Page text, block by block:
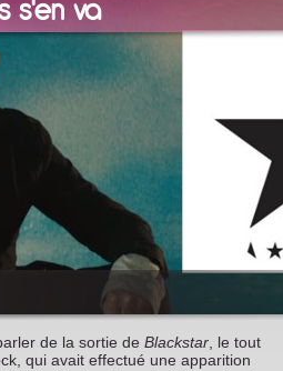
s'en va
de la sortie de Blackstar , le tout
qui avait effectué une apparition